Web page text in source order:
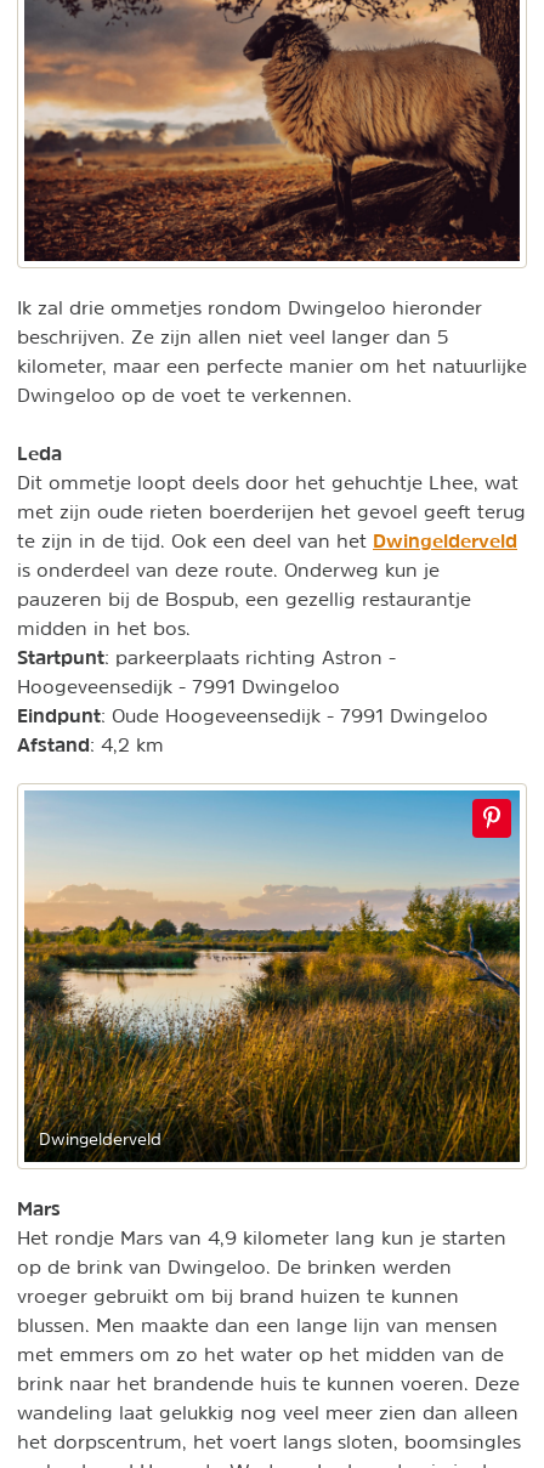
Ik zal drie ommetjes rondom Dwingeloo hieronder
beschrijven. Ze zijn allen niet veel langer dan 5
kilometer, maar een perfecte manier om het natuurlijke
Dwingeloo op de voet te verkennen.
Leda
Dit ommetje loopt deels door het gehuchtje Lhee, wat
met zijn oude rieten boerderijen het gevoel geeft terug
te zijn in de tijd. Ook een deel van het Dwingelderveld
is onderdeel van deze route. Onderweg kun je
pauzeren bij de Bospub, een gezellig restaurantje
midden in het bos.
Startpunt: parkeerplaats richting Astron -
Hoogeveensedijk - 7991 Dwingeloo
Eindpunt: Oude Hoogeveensedijk - 7991 Dwingeloo
Afstand: 4,2 km
Dwingelderveld
Mars
Het rondje Mars van 4,9 kilometer lang kun je starten
op de brink van Dwingeloo. De brinken werden
vroeger gebruikt om bij brand huizen te kunnen
blussen. Men maakte dan een lange lijn van mensen
met emmers om zo het water op het midden van de
brink naar het brandende huis te kunnen voeren. Deze
wandeling laat gelukkig nog veel meer zien dan alleen
het dorpscentrum, het voert langs sloten, boomsingles